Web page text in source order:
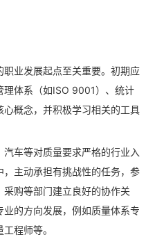
业发展起点至关重要。初期应
理体系（如ISO 9001）、统计
概念，并积极学习相关的工具
车等对质量要求严格的行业入
主动承担有挑战性的任务，参
购等部门建立良好的协作关
的方向发展，例如质量体系专
程师等。